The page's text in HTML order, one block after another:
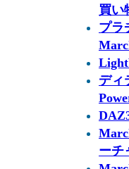
買い
プラ
ディ
ーチ